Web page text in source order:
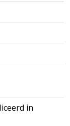
in